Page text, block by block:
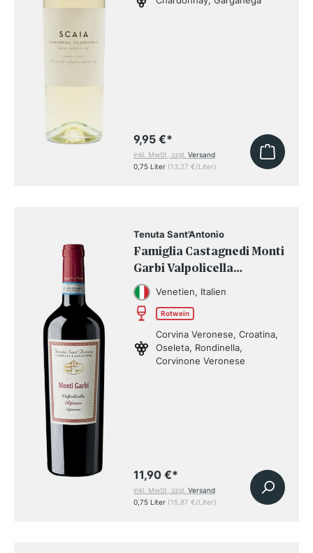
9,95 €*
inkl. MwSt, zzgl.Versand
0,75 Liter (13,27 €/Liter)
Tenuta Sant’Antonio
Famiglia Castagnedi Monti
Garbi Valpolicella
Superiore Ripasso DOC
2022
Venetien, Italien
Rotwein
Corvina Veronese, Croatina,
Oseleta, Rondinella,
Corvinone Veronese
11,90 €*
inkl. MwSt, zzgl.Versand
0,75 Liter (15,87 €/Liter)